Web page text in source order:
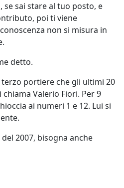
se sai stare al tuo posto, e
poi ti viene
non si misura in
detto.
portiere che gli ultimi 20
Valerio Fiori. Per 9
ai numeri 1 e 12. Lui si
2007, bisogna anche